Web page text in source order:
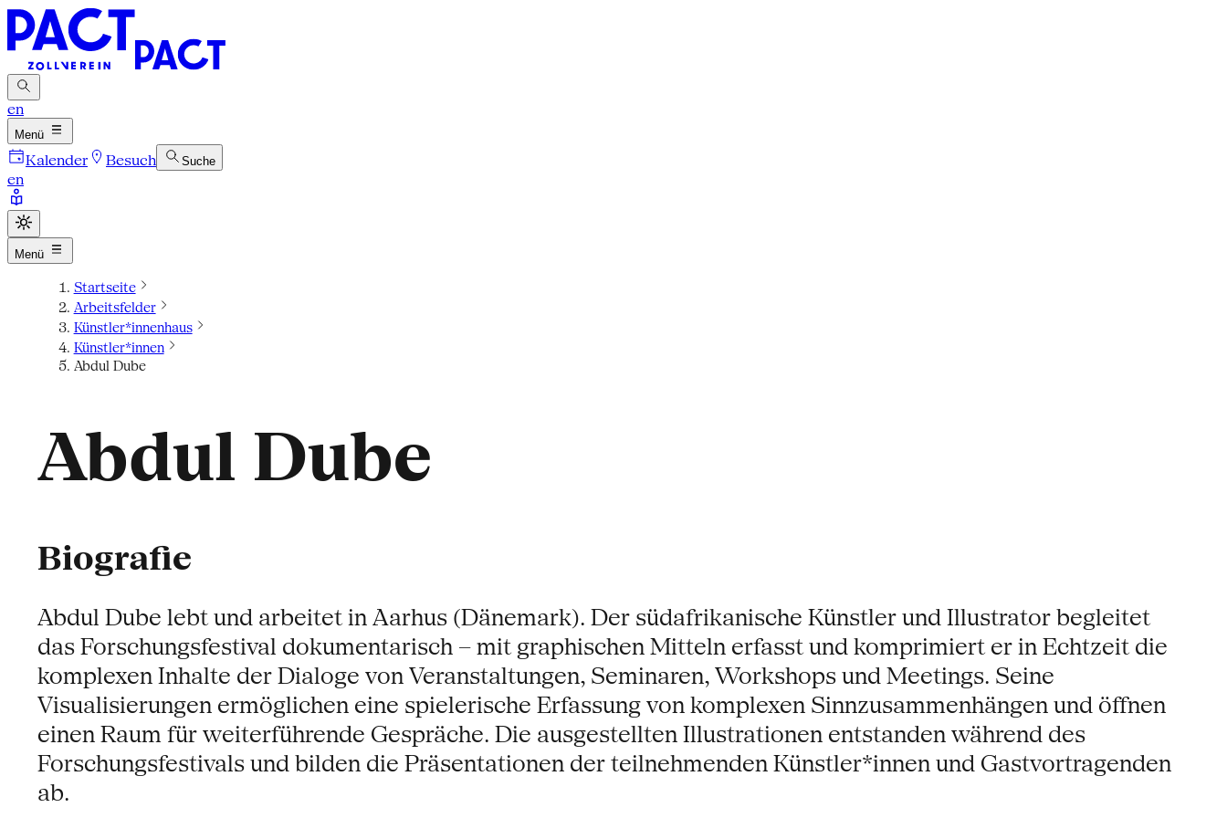
en
Menü
Kalender Besuch Suche
en
Menü
Startseite
Arbeitsfelder
Künstler*innenhaus
Künstler*innen
Abdul Dube
Abdul Dube
Biografie
Abdul Dube lebt und arbeitet in Aarhus (Dänemark). Der südafrikanische Künstler und Illustrator begleitet
das Forschungsfestival dokumentarisch – mit graphischen Mitteln erfasst und komprimiert er in Echtzeit die
komplexen Inhalte der Dialoge von Veranstaltungen, Seminaren, Workshops und Meetings. Seine
Visualisierungen ermöglichen eine spielerische Erfassung von komplexen Sinnzusammenhängen und öffnen
einen Raum für weiterführende Gespräche. Die ausgestellten Illustrationen entstanden während des
Forschungsfestivals und bilden die Präsentationen der teilnehmenden Künstler*innen und Gastvortragenden
ab.